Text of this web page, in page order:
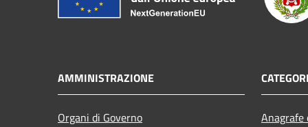
AMMINISTRAZIONE
Organi di Governo